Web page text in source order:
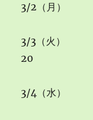
3/2（月）
3/3（火） 17
20
3/4（水） 17